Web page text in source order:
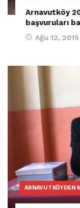
Arnavutköy
başvuruları
Ağu 12, 2015
ARNAVUTKÖYDEN